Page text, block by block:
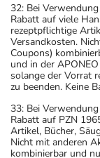
32: Bei
Rabatt auf viele
rezeptpflichtige
Versandkosten.
Coupons)
und in der
solange der Vorrat
zu beenden. Keine
33: Bei
Rabatt auf PZN
Artikel, Bücher,
Nicht mit anderen
kombinierbar und